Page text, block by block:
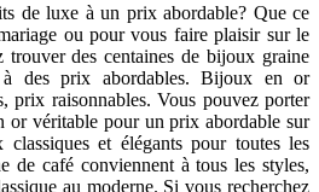
de luxe à un prix abordable? Que ce
ou pour vous faire plaisir sur le
trouver des centaines de bijoux graine
des prix abordables. Bijoux en or
prix raisonnables. Vous pouvez porter
or véritable pour un prix abordable sur
classiques et élégants pour toutes les
de café conviennent à tous les styles,
au moderne. Si vous recherchez